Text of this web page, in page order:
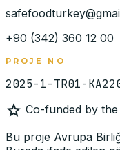
+90 (342) 360 12 00
PROJE NO
2025-1-TR01-
star Co-funded by
Bu proje Avrupa